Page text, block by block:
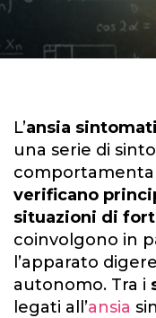
L’ansia
una serie di
verificano
situazioni di
coinvolgono in
l’apparato
autonomo. Tra i
legati all’ansia